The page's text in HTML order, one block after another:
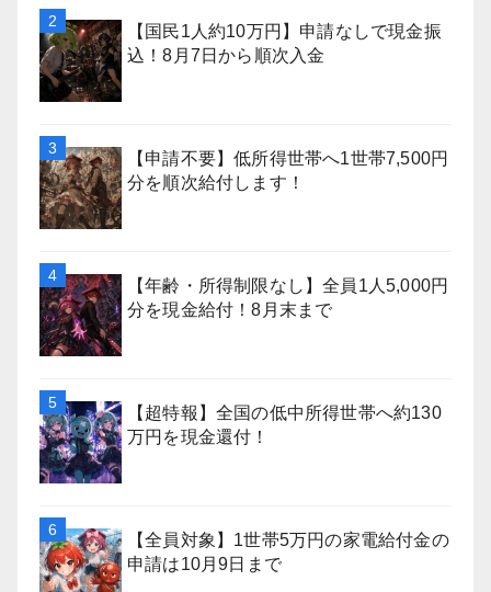
【国民1人約10万円】申請なしで現金振
込！8月7日から順次入金
【申請不要】低所得世帯へ1世帯7,500円
分を順次給付します！
【年齢・所得制限なし】全員1人5,000円
分を現金給付！8月末まで
【超特報】全国の低中所得世帯へ約130
万円を現金還付！
【全員対象】1世帯5万円の家電給付金の
申請は10月9日まで